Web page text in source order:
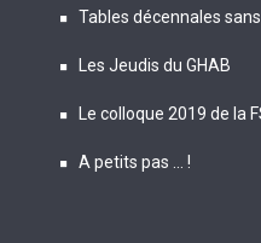
Tables décennales
Les Jeudis du GHAB
Le colloque 2019 de la
A petits pas … !